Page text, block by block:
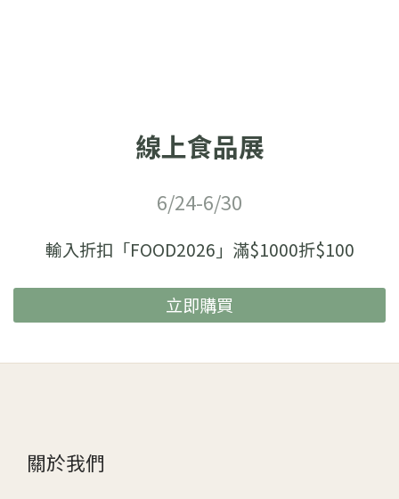
線上食品展
6/24-6/30
輸入折扣「FOOD2026」滿$1000折$100
立即購買
關於我們